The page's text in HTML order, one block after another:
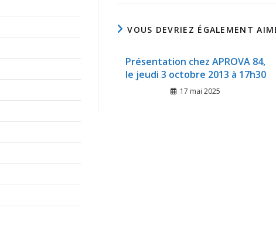
VOUS DEVRIEZ ÉGALEMENT
Présentation chez APROVA 84,
le jeudi 3 octobre 2013 à 17h30
17 mai 2025